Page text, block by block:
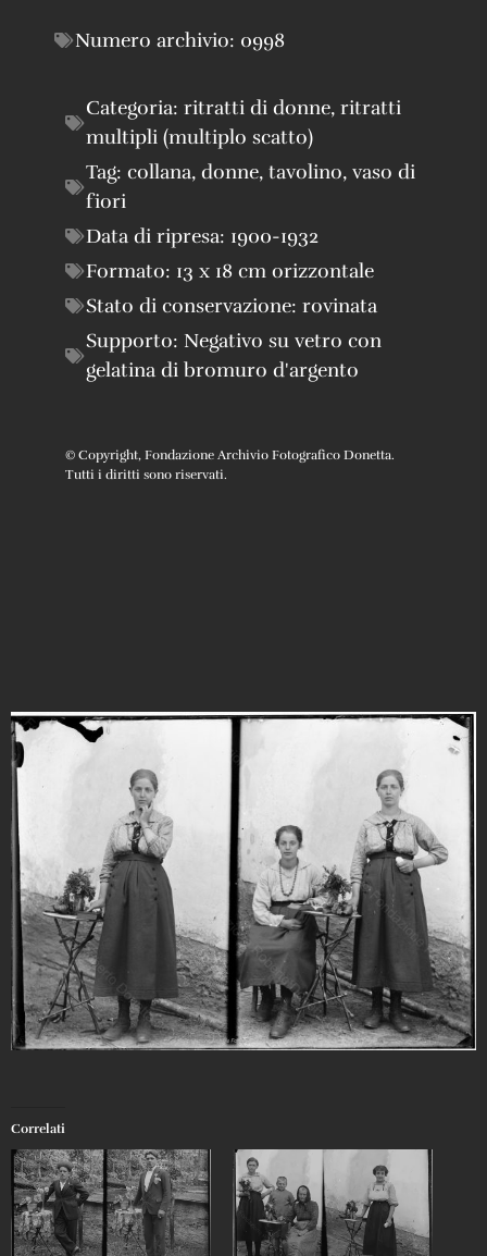
Correlati
Numero archivio: 0998
Categoria: ritratti di donne, ritratti
multipli (multiplo scatto)
Tag: collana, donne, tavolino, vaso di
fiori
Data di ripresa: 1900-1932
Formato: 13 x 18 cm orizzontale
Stato di conservazione: rovinata
Supporto: Negativo su vetro con
gelatina di bromuro d'argento
© Copyright, Fondazione Archivio Fotografico Donetta.
Tutti i diritti sono riservati.